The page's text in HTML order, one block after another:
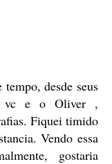
desde seus
vc e o Oliver ,
Fiquei timido
Vendo essa
gostaria